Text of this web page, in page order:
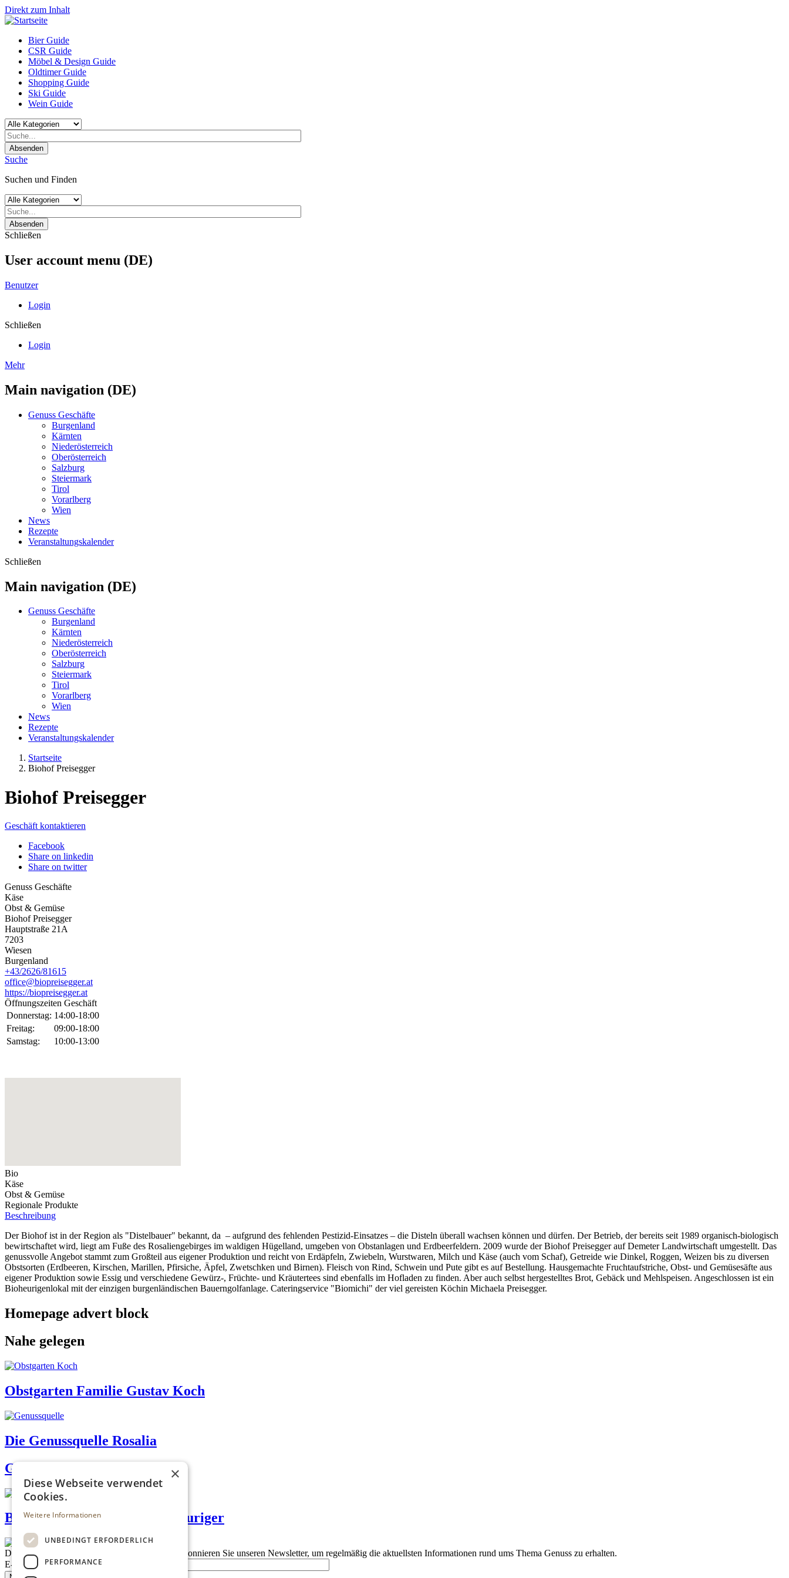
Direkt zum Inhalt
Bier Guide
CSR Guide
Möbel & Design Guide
Oldtimer Guide
Shopping Guide
Ski Guide
Wein Guide
Absenden
Suche
Suchen und Finden
Absenden
Schließen
User account menu (DE)
Benutzer
Login
Schließen
Login
Mehr
Main navigation (DE)
Genuss Geschäfte
Burgenland
Kärnten
Niederösterreich
Oberösterreich
Salzburg
Steiermark
Tirol
Vorarlberg
Wien
News
Rezepte
Veranstaltungskalender
Schließen
Main navigation (DE)
Genuss Geschäfte
Burgenland
Kärnten
Niederösterreich
Oberösterreich
Salzburg
Steiermark
Tirol
Vorarlberg
Wien
News
Rezepte
Veranstaltungskalender
Startseite
Biohof Preisegger
Biohof Preisegger
Geschäft kontaktieren
Facebook
Share on linkedin
Share on twitter
Genuss Geschäfte
Käse
Obst & Gemüse
Biohof Preisegger
Hauptstraße 21A
7203
Wiesen
Burgenland
+43/2626/81615
office@biopreisegger.at
https://biopreisegger.at
Öffnungszeiten Geschäft
Donnerstag: 14:00-18:00
Freitag:
09:00-18:00
Samstag:
10:00-13:00
Bio
Käse
Obst & Gemüse
Regionale Produkte
Beschreibung
Der Biohof ist in der Region als "Distelbauer" bekannt, da – aufgrund des fehlenden Pestizid-Einsatzes – die Disteln überall wachsen können und dürfen. Der Betrieb, der bereits seit 1989 organisch-biologisch
bewirtschaftet wird, liegt am Fuße des Rosaliengebirges im waldigen Hügelland, umgeben von Obstanlagen und Erdbeerfeldern. 2009 wurde der Biohof Preisegger auf Demeter Landwirtschaft umgestellt. Das
genussvolle Angebot stammt zum Großteil aus eigener Produktion und reicht von Erdäpfeln, Zwiebeln, Wurstwaren, Milch und Käse (auch vom Schaf), Getreide wie Dinkel, Roggen, Weizen bis zu diversen
Obstsorten (Erdbeeren, Kirschen, Marillen, Pfirsiche, Äpfel, Zwetschken und Birnen). Fleisch von Rind, Schwein und Pute gibt es auf Bestellung. Hausgemachte Fruchtaufstriche, Obst- und Gemüsesäfte aus
eigener Produktion sowie Essig und verschiedene Gewürz-, Früchte- und Kräutertees sind ebenfalls im Hofladen zu finden. Aber auch selbst hergestelltes Brot, Gebäck und Mehlspeisen. Angeschlossen ist ein
Bioheurigenlokal mit der einzigen burgenländischen Bauerngolfanlage. Cateringservice "Biomichi" der viel gereisten Köchin Michaela Preisegger.
Homepage advert block
Nahe gelegen
Obstgarten Familie Gustav Koch
Die Genussquelle Rosalia
GanzGans
Böhm Genussbauernhof & Heuriger
Description
Abonnieren Sie unseren Newsletter, um regelmäßig die aktuellsten Informationen rund ums Thema Genuss zu erhalten.
E-Mail
×
Diese Webseite verwendet
Cookies.
Weitere Informationen
UNBEDINGT ERFORDERLICH
PERFORMANCE